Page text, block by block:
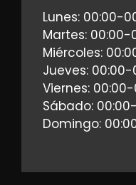
Lunes: 00:00-
Martes: 00:00-
Miércoles:
Jueves: 00:00-
Viernes:
Sábado:
Domingo: